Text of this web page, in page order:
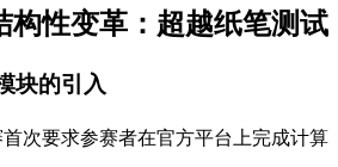
构性变革：超越纸笔测试
块的引入
首次要求参赛者在官方平台上完成计算